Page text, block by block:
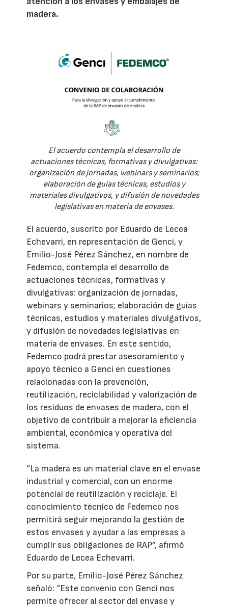
madera.
El acuerdo contempla el desarrollo de
actuaciones técnicas, formativas y divulgativas:
organización de jornadas, webinars y seminarios;
elaboración de guías técnicas, estudios y
materiales divulgativos, y difusión de novedades
legislativas en materia de envases.
El acuerdo, suscrito por Eduardo de Lecea
Echevarri, en representación de Genci, y
Emilio-José Pérez Sánchez, en nombre de
Fedemco, contempla el desarrollo de
actuaciones técnicas, formativas y
divulgativas: organización de jornadas,
webinars y seminarios; elaboración de guías
técnicas, estudios y materiales divulgativos,
y difusión de novedades legislativas en
materia de envases. En este sentido,
Fedemco podrá prestar asesoramiento y
apoyo técnico a Genci en cuestiones
relacionadas con la prevención,
reutilización, reciclabilidad y valorización de
los residuos de envases de madera, con el
objetivo de contribuir a mejorar la eficiencia
ambiental, económica y operativa del
sistema.
“La madera es un material clave en el envase
industrial y comercial, con un enorme
potencial de reutilización y reciclaje. El
conocimiento técnico de Fedemco nos
permitirá seguir mejorando la gestión de
estos envases y ayudar a las empresas a
cumplir sus obligaciones de RAP”, afirmó
Eduardo de Lecea Echevarri.
Por su parte, Emilio-José Pérez Sánchez
señaló: “Este convenio con Genci nos
permite ofrecer al sector del envase y